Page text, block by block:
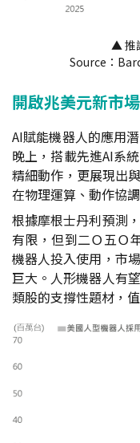
▲ 推
Source：
開啟兆美元新市
AI賦能機器人的應用
晚上，搭載先進AI系
精細動作，更展現出
在物理運算、動作協
根據摩根士丹利預測
有限，但到二Ｏ五Ｏ
機器人投入使用，市
巨大。人形機器人有
類股的支撐性題材，